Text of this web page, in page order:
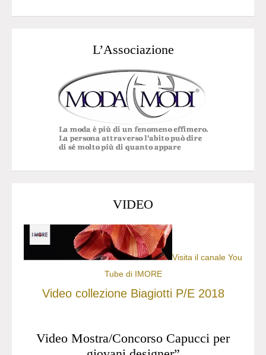
L’Associazione
VIDEO
Visita il canale You
Tube di IMORE
Video collezione Biagiotti P/E 2018
Video Mostra/Concorso Capucci per